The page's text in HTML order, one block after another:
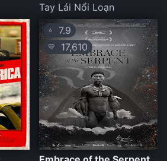
Tay Lái Nổi Loạn
⭐ 7.9
💛 17,610